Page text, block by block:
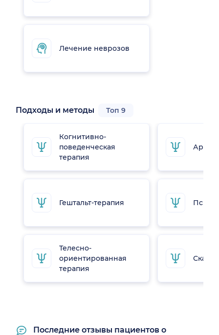
Лечение неврозов
Подходы и методы Топ 9
Когнитивно-
поведенческая
терапия
Гештальт-терапия
Телесно-
ориентированная
терапия
Арт-
Последние отзывы пациентов о